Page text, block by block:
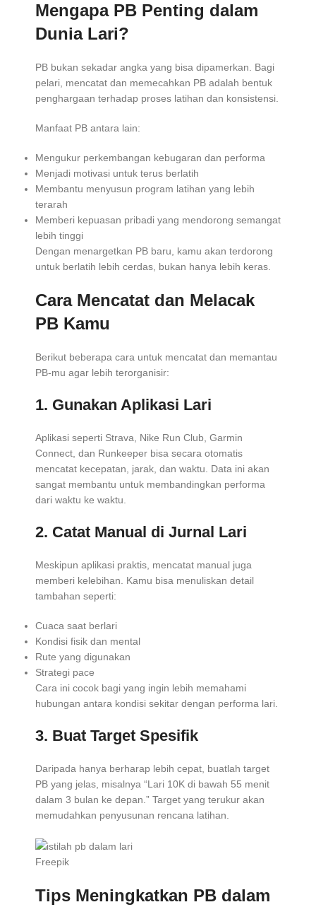
Mengapa PB Penting dalam
Dunia Lari?
PB bukan sekadar angka yang bisa dipamerkan. Bagi
pelari, mencatat dan memecahkan PB adalah bentuk
penghargaan terhadap proses latihan dan konsistensi.
Manfaat PB antara lain:
Mengukur perkembangan kebugaran dan performa
Menjadi motivasi untuk terus berlatih
Membantu menyusun program latihan yang lebih
terarah
Memberi kepuasan pribadi yang mendorong semangat
lebih tinggi
Dengan menargetkan PB baru, kamu akan terdorong
untuk berlatih lebih cerdas, bukan hanya lebih keras.
Cara Mencatat dan Melacak
PB Kamu
Berikut beberapa cara untuk mencatat dan memantau
PB-mu agar lebih terorganisir:
1. Gunakan Aplikasi Lari
Aplikasi seperti Strava, Nike Run Club, Garmin
Connect, dan Runkeeper bisa secara otomatis
mencatat kecepatan, jarak, dan waktu. Data ini akan
sangat membantu untuk membandingkan performa
dari waktu ke waktu.
2. Catat Manual di Jurnal Lari
Meskipun aplikasi praktis, mencatat manual juga
memberi kelebihan. Kamu bisa menuliskan detail
tambahan seperti:
Cuaca saat berlari
Kondisi fisik dan mental
Rute yang digunakan
Strategi pace
Cara ini cocok bagi yang ingin lebih memahami
hubungan antara kondisi sekitar dengan performa lari.
3. Buat Target Spesifik
Daripada hanya berharap lebih cepat, buatlah target
PB yang jelas, misalnya “Lari 10K di bawah 55 menit
dalam 3 bulan ke depan.” Target yang terukur akan
memudahkan penyusunan rencana latihan.
Freepik
Tips Meningkatkan PB dalam